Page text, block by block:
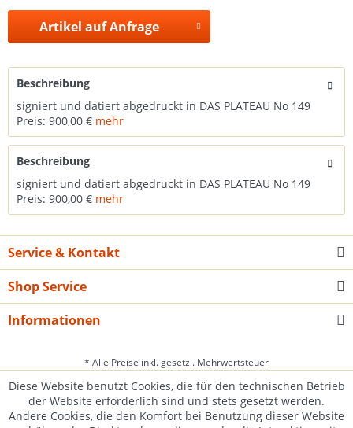
Artikel auf Anfrage
Beschreibung
signiert und datiert abgedruckt in DAS PLATEAU No 149
Preis: 900,00 € mehr
Beschreibung
signiert und datiert abgedruckt in DAS PLATEAU No 149
Preis: 900,00 € mehr
Service & Kontakt
Shop Service
Informationen
* Alle Preise inkl. gesetzl. Mehrwertsteuer
Diese Website benutzt Cookies, die für den technischen Betrieb
der Website erforderlich sind und stets gesetzt werden.
Andere Cookies, die den Komfort bei Benutzung dieser Website